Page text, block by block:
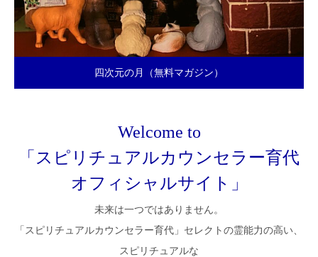
四次元の月（無料マガジン）
Welcome to
「スピリチュアルカウンセラー育代
オフィシャルサイト」
未来は一つではありません。
「スピリチュアルカウンセラー育代」セレクトの霊能力の高い、
スピリチュアルな